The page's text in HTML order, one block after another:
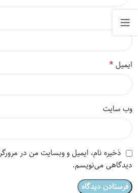
نام*
ایمیل*
وب‌ سایت
ذخیره نام، ایمیل و وبسایت من در
دیدگاهی می‌نویسم.